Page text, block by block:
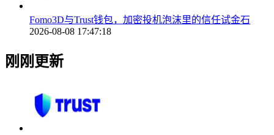
Fomo3D与Trust钱包，加密投机泡沫里的信任试金石
2026-08-08 17:47:18
刚刚更新